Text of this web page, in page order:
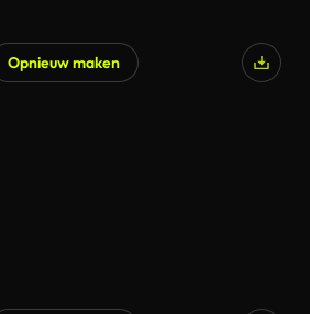
Opnieuw maken